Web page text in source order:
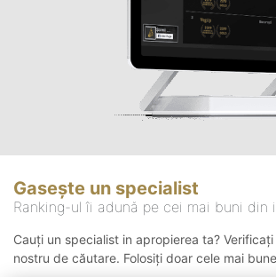
Gasește un specialist
Ranking-ul îi adună pe cei mai buni din
Cauți un specialist in apropierea ta?
nostru de căutare. Folosiți doar cele mai